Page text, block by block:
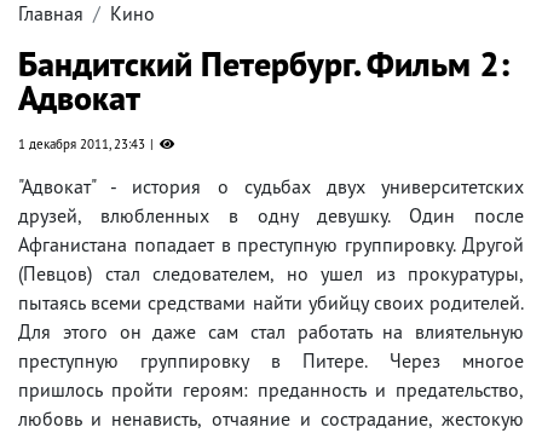
Главная Кино
Бандитский Петербург. Фильм 2:
Адвокат
1 декабря 2011, 23:43
"Адвокат" - история о судьбах двух университетских
друзей, влюбленных в одну девушку. Один после
Афганистана попадает в преступную группировку. Другой
(Певцов) стал следователем, но ушел из прокуратуры,
пытаясь всеми средствами найти убийцу своих родителей.
Для этого он даже сам стал работать на влиятельную
преступную группировку в Питере. Через многое
пришлось пройти героям: преданность и предательство,
любовь и ненависть, отчаяние и сострадание, жестокую